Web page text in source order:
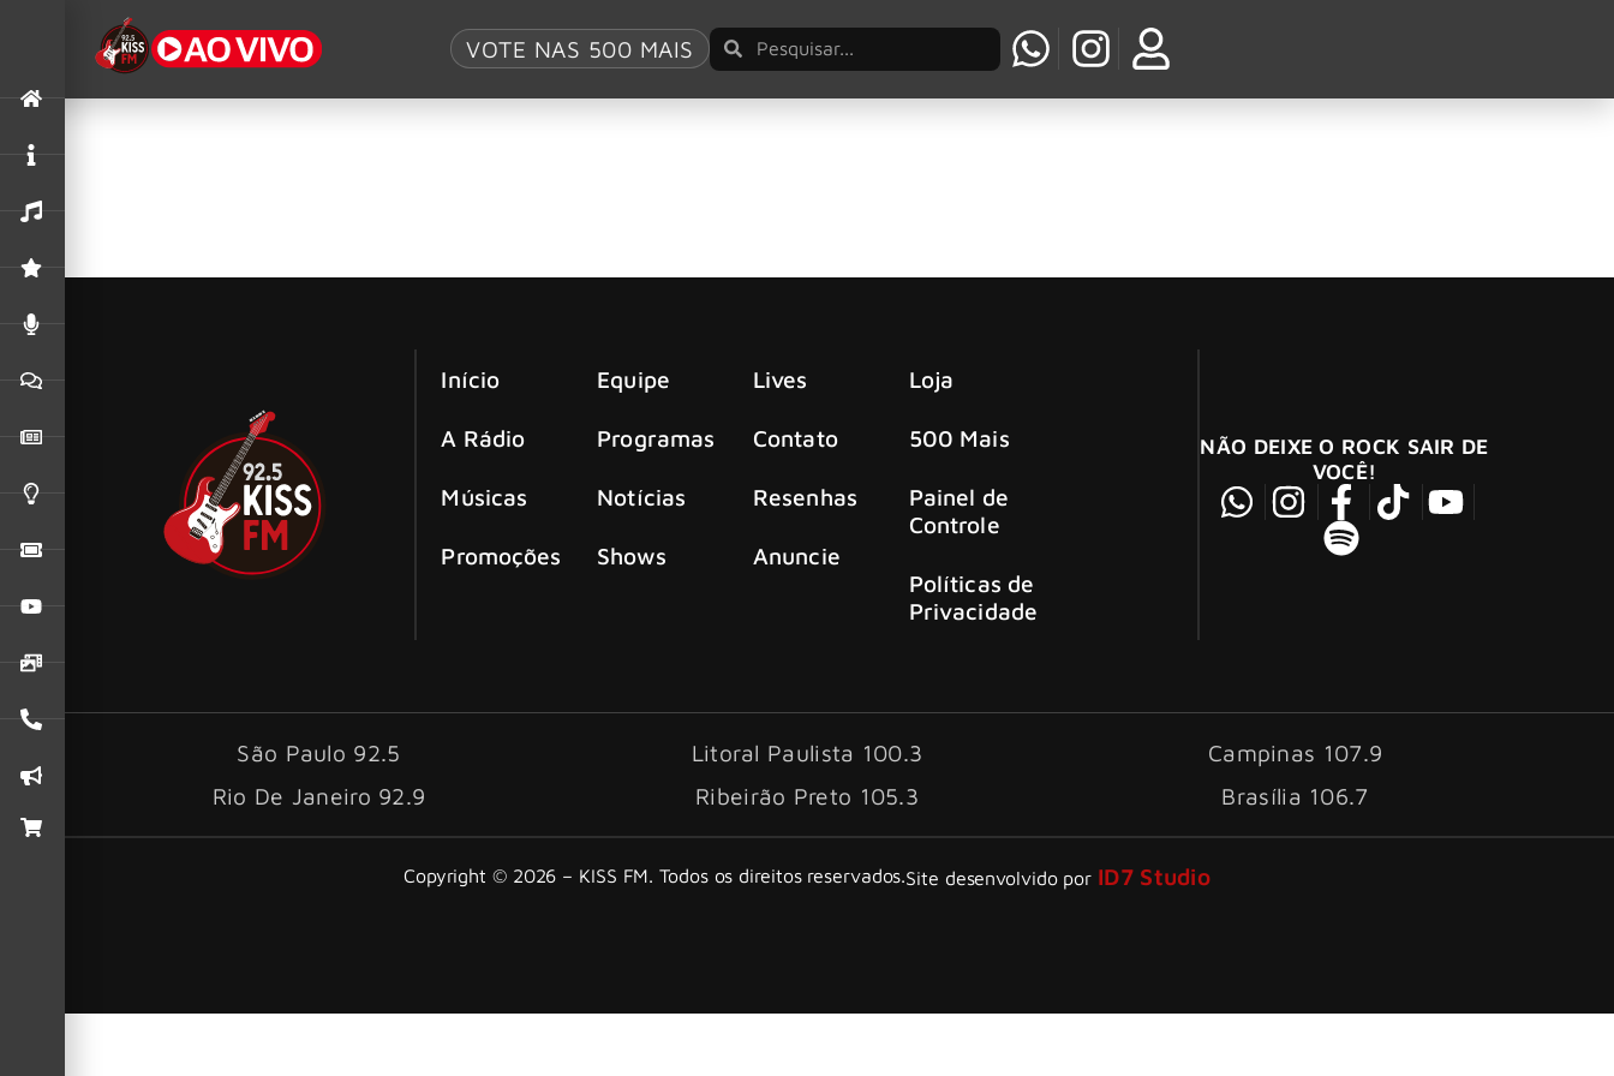
VOTE NAS 500 MAIS
Tag:Prêmio UBC
Início
A Rádio
Músicas
Promoções
Equipe
Programas
Notícias
Shows
Lives
Contato
Resenhas
Anuncie
Loja
500 Mais
Painel de
Controle
Políticas de
Privacidade
NÃO DEIXE O ROCK SAIR DE
VOCÊ!
São Paulo 92.5 Litoral Paulista 100.3
Campinas 107.9
Rio De Janeiro 92.9
Ribeirão Preto 105.3 Brasília 106.7
Copyright © 2026 – KISS FM. Todos os direitos reservados.Site desenvolvido por ID7 Studio